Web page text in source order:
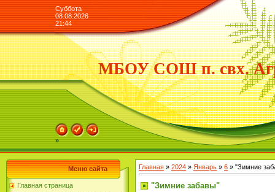
Суббота
08.08.2026
21:44
МБОУ СОШ п. свх.
»
Меню сайта
Главная страница
Главная » 2024 » Январь » 6 » "Зимние
"Зимние забавы"